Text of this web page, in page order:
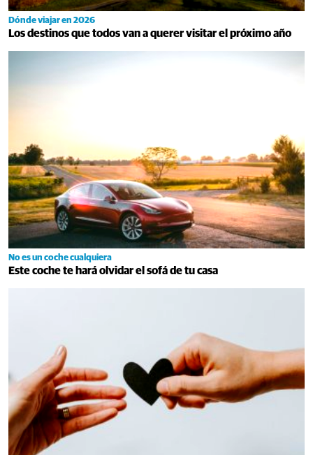
Dónde viajar en 2026
Los destinos que todos van a querer visitar el próximo año
No es un coche cualquiera
Este coche te hará olvidar el sofá de tu casa